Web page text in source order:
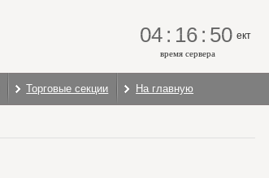
04 : 16 : 50 ект
время сервера
Торговые секции На главную